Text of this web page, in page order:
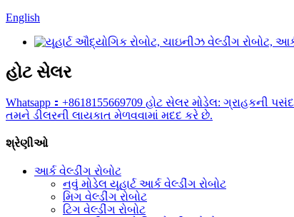
English
હોટ સેલર
Whatsapp：+8618155669709 હોટ સેલર મોડેલ:
તમને ડીલરની લાયકાત મેળવવામાં મદદ કરે છે.
શ્રેણીઓ
આર્ક વેલ્ડીંગ રોબોટ
નવું મોડેલ યૂહાર્ટ આર્ક વેલ્ડીંગ રોબોટ
મિગ વેલ્ડીંગ રોબોટ
ટિગ વેલ્ડીંગ રોબોટ